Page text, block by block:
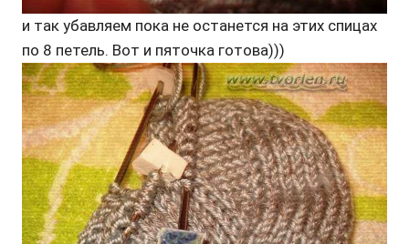
и так убавляем пока не останется на этих спицах
по 8 петель. Вот и пяточка готова)))